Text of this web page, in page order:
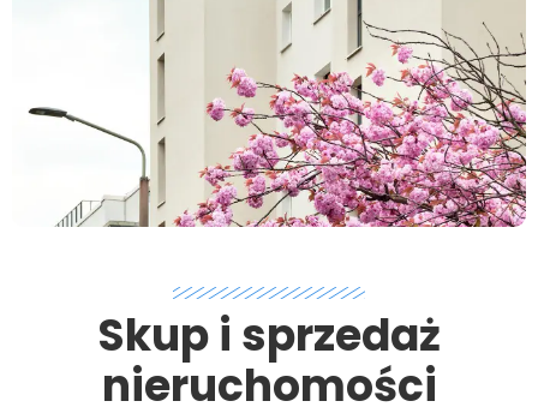
Skup i sprzedaż
nieruchomości